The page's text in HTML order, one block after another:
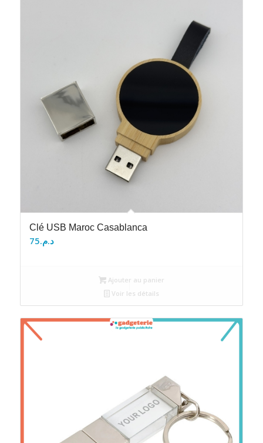
Clé USB Maroc Casablanca
د.م.75
Ajouter au panier
Voir les détails